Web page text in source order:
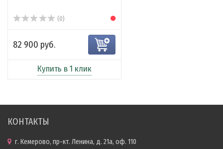
(0)
82 900 руб.
Купить в 1 клик
КОНТАКТЫ
г. Кемерово, пр-кт. Ленина, д. 21а, оф. 110